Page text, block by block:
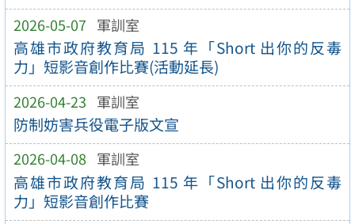
2026-05-07 軍訓室
高雄市政府教育局 115 年「Short 出你的反毒
力」短影音創作比賽(活動延長)
2026-04-23 軍訓室
防制妨害兵役電子版文宣
2026-04-08 軍訓室
高雄市政府教育局 115 年「Short 出你的反毒
力」短影音創作比賽